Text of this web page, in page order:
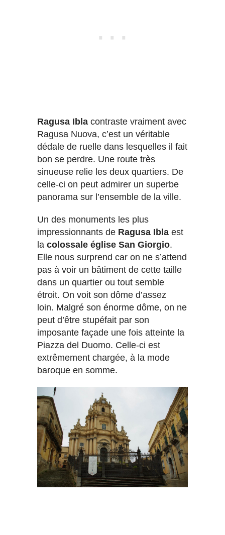
Ragusa Ibla contraste vraiment avec
Ragusa Nuova, c’est un véritable
dédale de ruelle dans lesquelles il fait
bon se perdre. Une route très
sinueuse relie les deux quartiers. De
celle-ci on peut admirer un superbe
panorama sur l’ensemble de la ville.
Un des monuments les plus
impressionnants de Ragusa Ibla est
la colossale église San Giorgio.
Elle nous surprend car on ne s’attend
pas à voir un bâtiment de cette taille
dans un quartier ou tout semble
étroit. On voit son dôme d’assez
loin. Malgré son énorme dôme, on ne
peut d’être stupéfait par son
imposante façade une fois atteinte la
Piazza del Duomo. Celle-ci est
extrêmement chargée, à la mode
baroque en somme.